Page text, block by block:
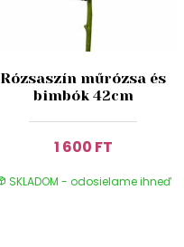
Rózsaszín műrózsa és
bimbók 42cm
1 600 FT
SKLADOM - odosielame ihneď